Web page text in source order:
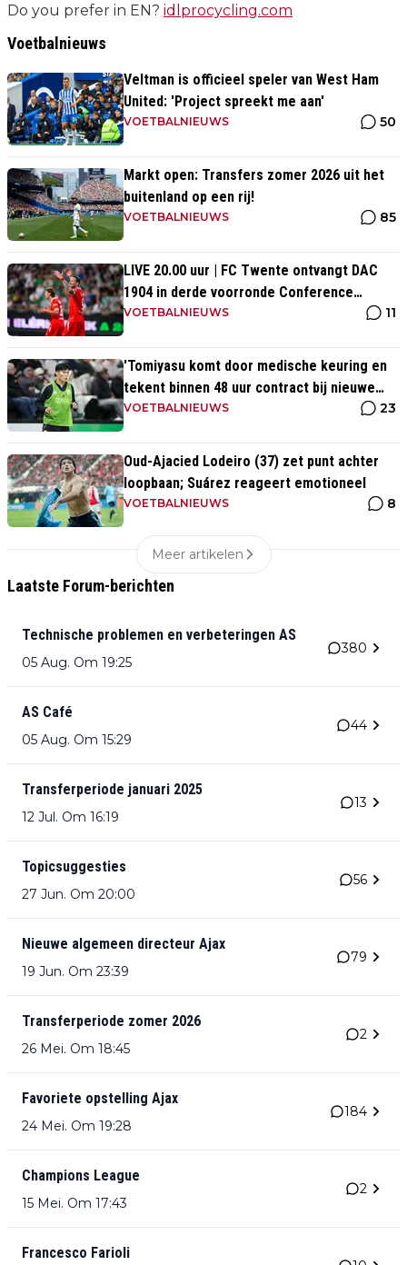
Do you prefer in EN? idlprocycling.com
Voetbalnieuws
Veltman is officieel speler van West Ham
United: 'Project spreekt me aan'
VOETBALNIEUWS 50
Markt open: Transfers zomer 2026 uit het
buitenland op een rij!
VOETBALNIEUWS 85
LIVE 20.00 uur | FC Twente ontvangt DAC
1904 in derde voorronde Conference
League
VOETBALNIEUWS 11
'Tomiyasu komt door medische keuring en
tekent binnen 48 uur contract bij nieuwe
club'
VOETBALNIEUWS 23
Oud-Ajacied Lodeiro (37) zet punt achter
loopbaan; Suárez reageert emotioneel
VOETBALNIEUWS 8
Meer artikelen
Laatste Forum-berichten
Technische problemen en verbeteringen AS
05 Aug. Om 19:25
380
AS Café
05 Aug. Om 15:29
44
Transferperiode januari 2025
12 Jul. Om 16:19
13
Topicsuggesties
27 Jun. Om 20:00
56
Nieuwe algemeen directeur Ajax
19 Jun. Om 23:39
79
Transferperiode zomer 2026
26 Mei. Om 18:45
2
Favoriete opstelling Ajax
24 Mei. Om 19:28
184
Champions League
15 Mei. Om 17:43
2
Francesco Farioli